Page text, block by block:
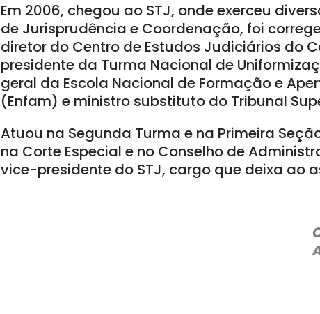
Em 2006, chegou ao STJ, onde exerceu
de Jurisprudência e Coordenação, foi
diretor do Centro de Estudos Judiciários do
presidente da Turma Nacional de
geral da Escola Nacional de Formação e
(Enfam) e ministro substituto do Tribunal
Atuou na Segunda Turma e na Primeira
na Corte Especial e no Conselho de
vice-presidente do STJ, cargo que deixa ao